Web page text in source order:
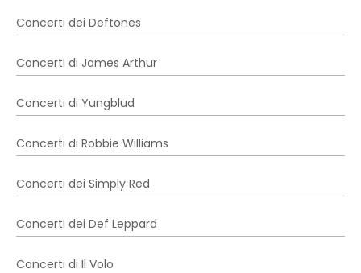
Concerti dei Deftones
Concerti di James Arthur
Concerti di Yungblud
Concerti di Robbie Williams
Concerti dei Simply Red
Concerti dei Def Leppard
Concerti di Il Volo